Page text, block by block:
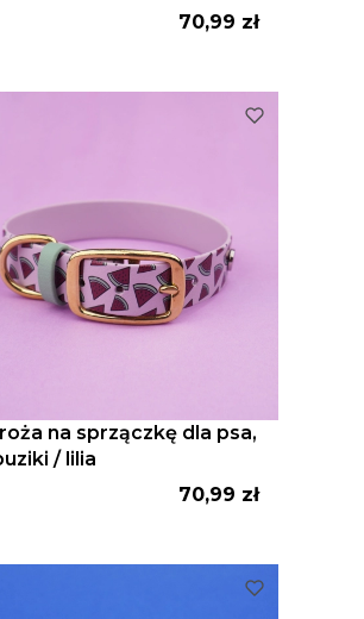
Cena
70,99 zł
na sprzączkę dla psa,
/ lilia
Cena
70,99 zł